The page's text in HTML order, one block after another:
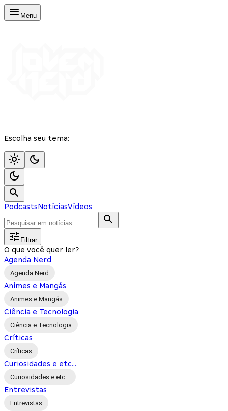
Menu
Escolha seu tema:
PodcastsNotíciasVídeos
Filtrar
O que você quer ler?
Agenda Nerd
Agenda Nerd
Animes e Mangás
Animes e Mangás
Ciência e Tecnologia
Ciência e Tecnologia
Críticas
Críticas
Curiosidades e etc...
Curiosidades e etc...
Entrevistas
Entrevistas